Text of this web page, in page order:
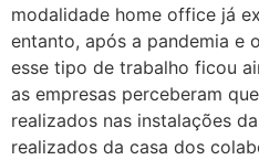
modalidade home office já
entanto, após a pandemia e
esse tipo de trabalho ficou
as empresas perceberam
realizados nas instalações
realizados da casa dos